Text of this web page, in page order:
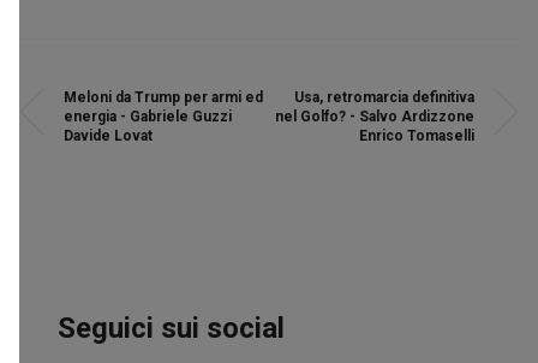
Meloni da Trump per armi ed
energia - Gabriele Guzzi
Davide Lovat
Usa, retromarcia definitiva
nel Golfo? - Salvo Ardizzone
Enrico Tomaselli
Seguici sui social